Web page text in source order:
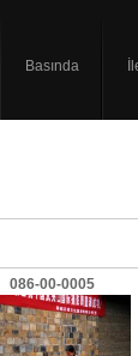
Basında
086-00-0005